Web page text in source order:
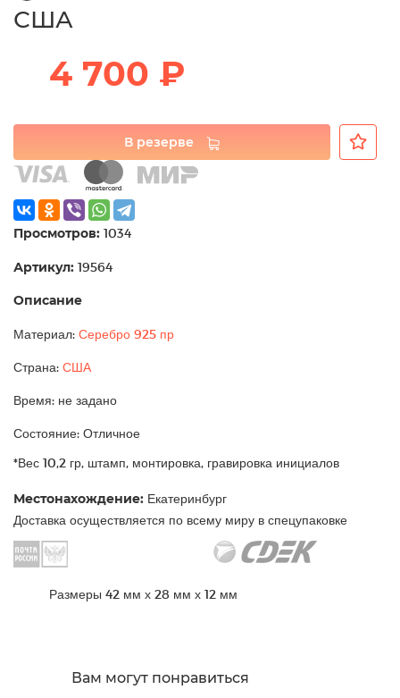
США
4 700 ₽
В резерве
Просмотров: 1034
Артикул: 19564
Описание
Материал: Серебро 925 пр
Страна: США
Время: не задано
Состояние: Отличное
*Вес 10,2 гр, штамп, монтировка, гравировка инициалов
Местонахождение: Екатеринбург
Доставка осуществляется по всему миру в спецупаковке
Размеры 42 мм х 28 мм х 12 мм
Вам могут понравиться